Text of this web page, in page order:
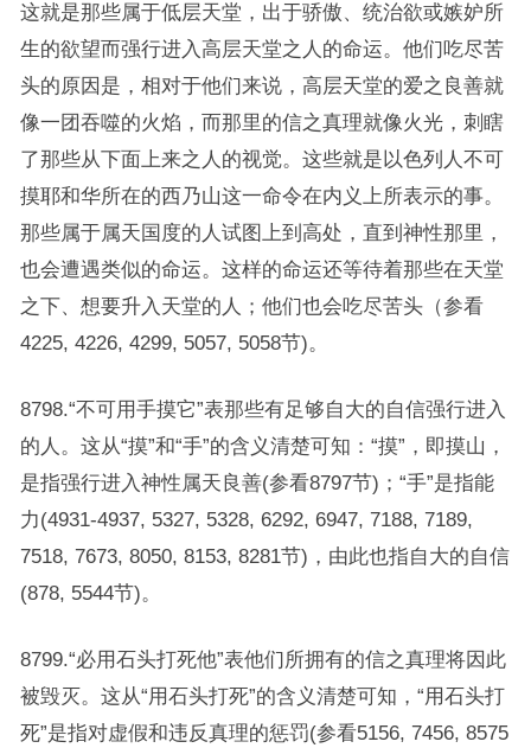
这就是那些属于低层天堂，出于骄傲、统治欲或嫉妒所
生的欲望而强行进入高层天堂之人的命运。他们吃尽苦
头的原因是，相对于他们来说，高层天堂的爱之良善就
像一团吞噬的火焰，而那里的信之真理就像火光，刺瞎
了那些从下面上来之人的视觉。这些就是以色列人不可
摸耶和华所在的西乃山这一命令在内义上所表示的事。
那些属于属天国度的人试图上到高处，直到神性那里，
也会遭遇类似的命运。这样的命运还等待着那些在天堂
之下、想要升入天堂的人；他们也会吃尽苦头（参看
4225, 4226, 4299, 5057, 5058节)。
8798.“不可用手摸它”表那些有足够自大的自信强行进入
的人。这从“摸”和“手”的含义清楚可知：“摸”，即摸山，
是指强行进入神性属天良善(参看8797节)；“手”是指能
力(4931-4937, 5327, 5328, 6292, 6947, 7188, 7189,
7518, 7673, 8050, 8153, 8281节)，由此也指自大的自信
(878, 5544节)。
8799.“必用石头打死他”表他们所拥有的信之真理将因此
被毁灭。这从“用石头打死”的含义清楚可知，“用石头打
死”是指对虚假和违反真理的惩罚(参看5156, 7456, 8575